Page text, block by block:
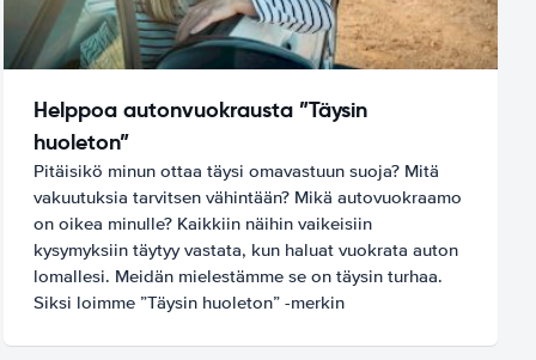
Helppoa autonvuokrausta ”Täysin
huoleton”
Pitäisikö minun ottaa täysi omavastuun suoja? Mitä
vakuutuksia tarvitsen vähintään? Mikä autovuokraamo
on oikea minulle? Kaikkiin näihin vaikeisiin
kysymyksiin täytyy vastata, kun haluat vuokrata auton
lomallesi. Meidän mielestämme se on täysin turhaa.
Siksi loimme ”Täysin huoleton” -merkin